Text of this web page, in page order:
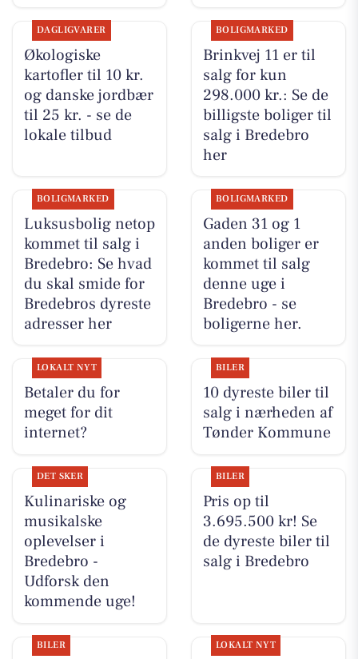
DAGLIGVARER
Økologiske
kartofler til 10 kr.
og danske jordbær
til 25 kr. - se de
lokale tilbud
BOLIGMARKED
Brinkvej 11 er til
salg for kun
298.000 kr.: Se de
billigste boliger til
salg i Bredebro
her
BOLIGMARKED
Luksusbolig netop
kommet til salg i
Bredebro: Se hvad
du skal smide for
Bredebros dyreste
adresser her
BOLIGMARKED
Gaden 31 og 1
anden boliger er
kommet til salg
denne uge i
Bredebro - se
boligerne her.
LOKALT NYT
Betaler du for
meget for dit
internet?
BILER
10 dyreste biler til
salg i nærheden af
Tønder Kommune
DET SKER
Kulinariske og
musikalske
oplevelser i
Bredebro -
Udforsk den
kommende uge!
BILER
Pris op til
3.695.500 kr! Se
de dyreste biler til
salg i Bredebro
BILER LOKALT NYT